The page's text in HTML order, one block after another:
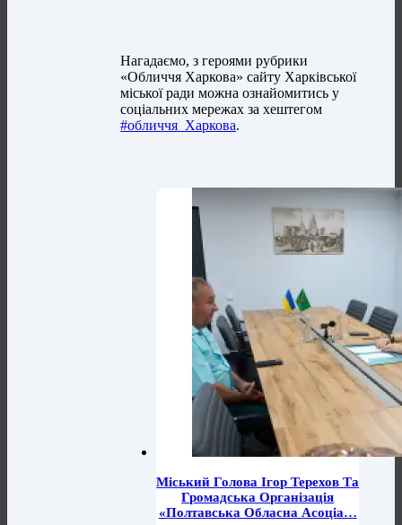
Нагадаємо, з героями рубрики
«Обличчя Харкова» сайту Харківської
міської ради можна ознайомитись у
соціальних мережах за хештегом
#обличчя_Харкова.
Міський Голова Ігор Терехов Та
Громадська Організація
«Полтавська Обласна Асоціа…